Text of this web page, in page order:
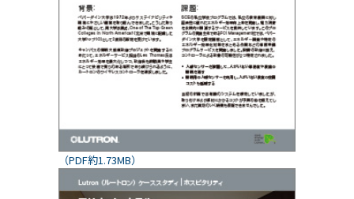
（PDF約1.73MB）